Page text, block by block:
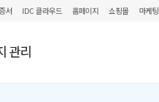
서 IDC 클라우드 홈페이지 쇼핑몰 마케팅
관리